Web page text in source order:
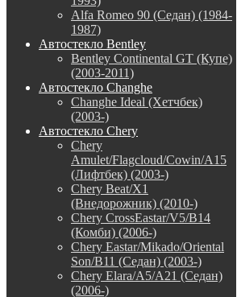
Alfa Romeo 90 (Седан) (1984-
1987)
Автостекло Bentley
Bentley Continental GT (Купе)
(2003-2011)
Автостекло Changhe
Changhe Ideal (Хетчбек)
(2003-)
Автостекло Chery
Chery
Amulet/Flagcloud/Cowin/A15
(Лифтбек) (2003-)
Chery Beat/X1
(Внедорожник) (2010-)
Chery CrossEastar/V5/B14
(Комби) (2006-)
Chery Eastar/Mikado/Oriental
Son/B11 (Седан) (2003-)
Chery Elara/A5/A21 (Седан)
(2006-)